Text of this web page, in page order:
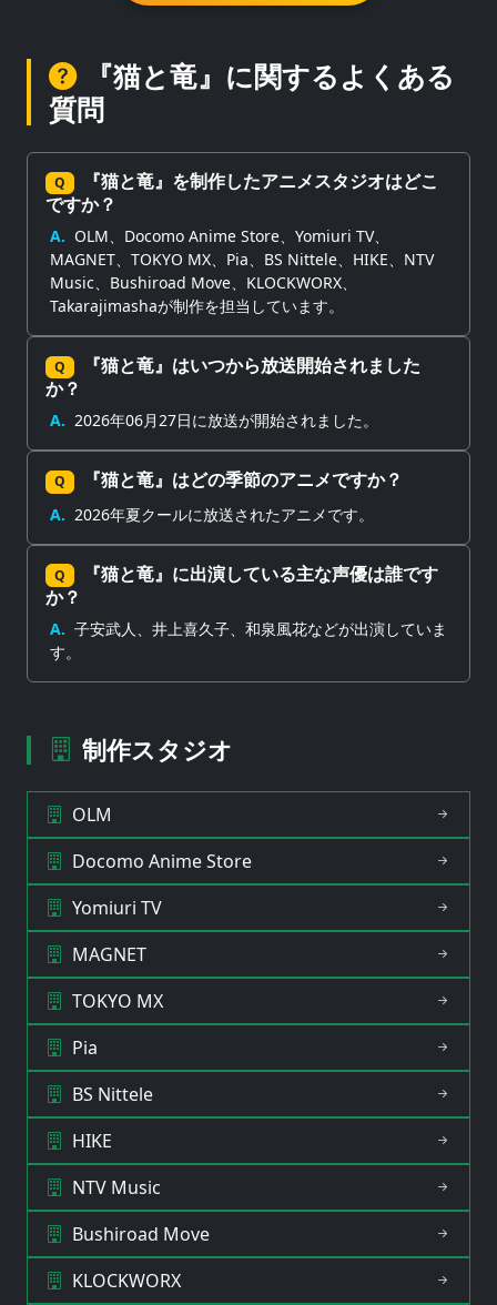
『猫と竜』に関するよくある
質問
Q
『猫と竜』を制作したアニメスタジオはどこ
ですか？
A. OLM、Docomo Anime Store、Yomiuri TV、
MAGNET、TOKYO MX、Pia、BS Nittele、HIKE、NTV
Music、Bushiroad Move、KLOCKWORX、
Takarajimashaが制作を担当しています。
Q
『猫と竜』はいつから放送開始されました
か？
A. 2026年06月27日に放送が開始されました。
Q 『猫と竜』はどの季節のアニメですか？
A. 2026年夏クールに放送されたアニメです。
Q
『猫と竜』に出演している主な声優は誰です
か？
A. 子安武人、井上喜久子、和泉風花などが出演していま
す。
制作スタジオ
OLM
Docomo Anime Store
Yomiuri TV
MAGNET
TOKYO MX
Pia
BS Nittele
HIKE
NTV Music
Bushiroad Move
KLOCKWORX